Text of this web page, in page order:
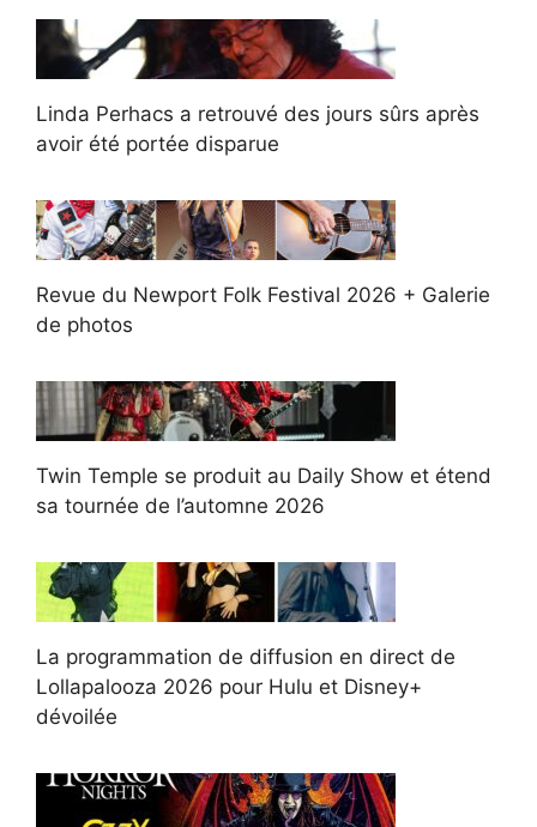
Linda Perhacs a retrouvé des jours sûrs après
avoir été portée disparue
Revue du Newport Folk Festival 2026 + Galerie
de photos
Twin Temple se produit au Daily Show et étend
sa tournée de l’automne 2026
La programmation de diffusion en direct de
Lollapalooza 2026 pour Hulu et Disney+
dévoilée